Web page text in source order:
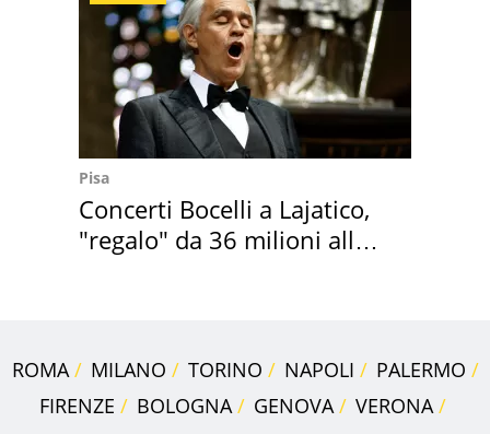
Pisa
Concerti Bocelli a Lajatico,
"regalo" da 36 milioni alla
ROMA MILANO TORINO NAPOLI
PALERMO
FIRENZE
BOLOGNA GENOVA
VERONA